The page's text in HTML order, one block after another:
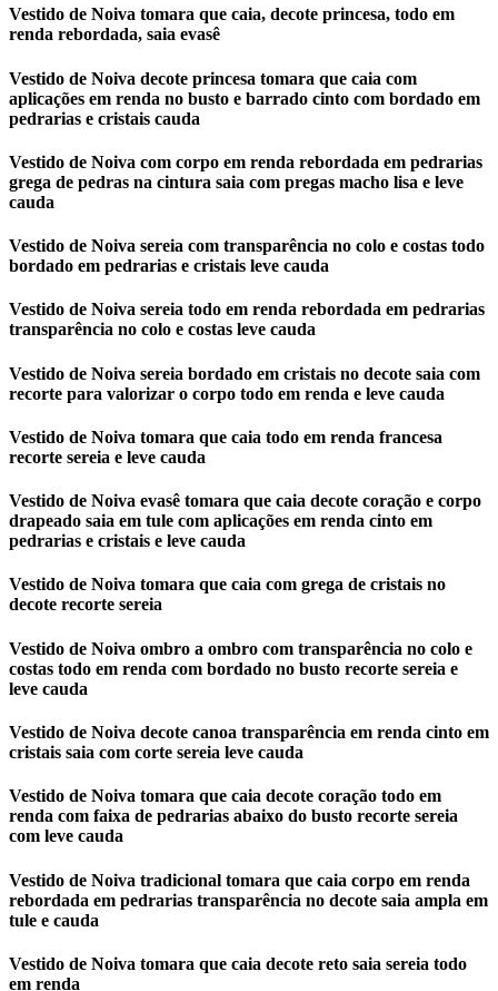
Vestido de Noiva tomara que caia, decote princesa, todo em
renda rebordada, saia evasê
Vestido de Noiva decote princesa tomara que caia com
aplicações em renda no busto e barrado cinto com bordado em
pedrarias e cristais cauda
Vestido de Noiva com corpo em renda rebordada em pedrarias
grega de pedras na cintura saia com pregas macho lisa e leve
cauda
Vestido de Noiva sereia com transparência no colo e costas todo
bordado em pedrarias e cristais leve cauda
Vestido de Noiva sereia todo em renda rebordada em pedrarias
transparência no colo e costas leve cauda
Vestido de Noiva sereia bordado em cristais no decote saia com
recorte para valorizar o corpo todo em renda e leve cauda
Vestido de Noiva tomara que caia todo em renda francesa
recorte sereia e leve cauda
Vestido de Noiva evasê tomara que caia decote coração e corpo
drapeado saia em tule com aplicações em renda cinto em
pedrarias e cristais e leve cauda
Vestido de Noiva tomara que caia com grega de cristais no
decote recorte sereia
Vestido de Noiva ombro a ombro com transparência no colo e
costas todo em renda com bordado no busto recorte sereia e
leve cauda
Vestido de Noiva decote canoa transparência em renda cinto em
cristais saia com corte sereia leve cauda
Vestido de Noiva tomara que caia decote coração todo em
renda com faixa de pedrarias abaixo do busto recorte sereia
com leve cauda
Vestido de Noiva tradicional tomara que caia corpo em renda
rebordada em pedrarias transparência no decote saia ampla em
tule e cauda
Vestido de Noiva tomara que caia decote reto saia sereia todo
em renda